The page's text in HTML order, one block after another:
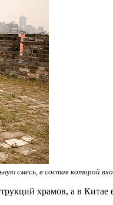
смесь, в состав которой
храмов, а в Китае